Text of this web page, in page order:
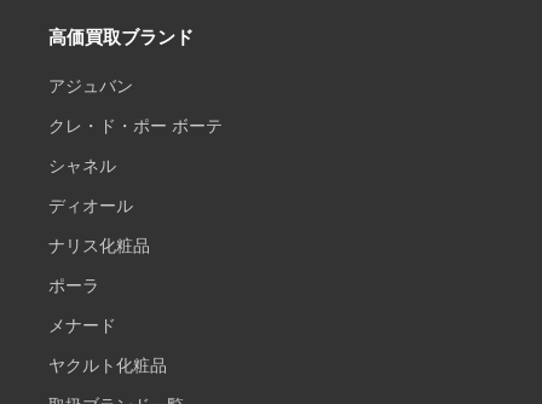
高価買取ブランド
アジュバン
クレ・ド・ポー ボーテ
シャネル
ディオール
ナリス化粧品
ポーラ
メナード
ヤクルト化粧品